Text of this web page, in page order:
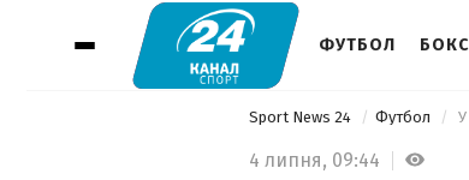
ФУТБОЛ БОКС
Sport News 24 Футбол
4 липня, 09:44